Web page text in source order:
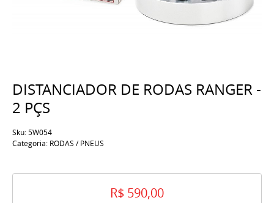
DISTANCIADOR DE RODAS RANGER -
2 PÇS
Sku:5W054
Categoria: RODAS / PNEUS
R$ 590,00